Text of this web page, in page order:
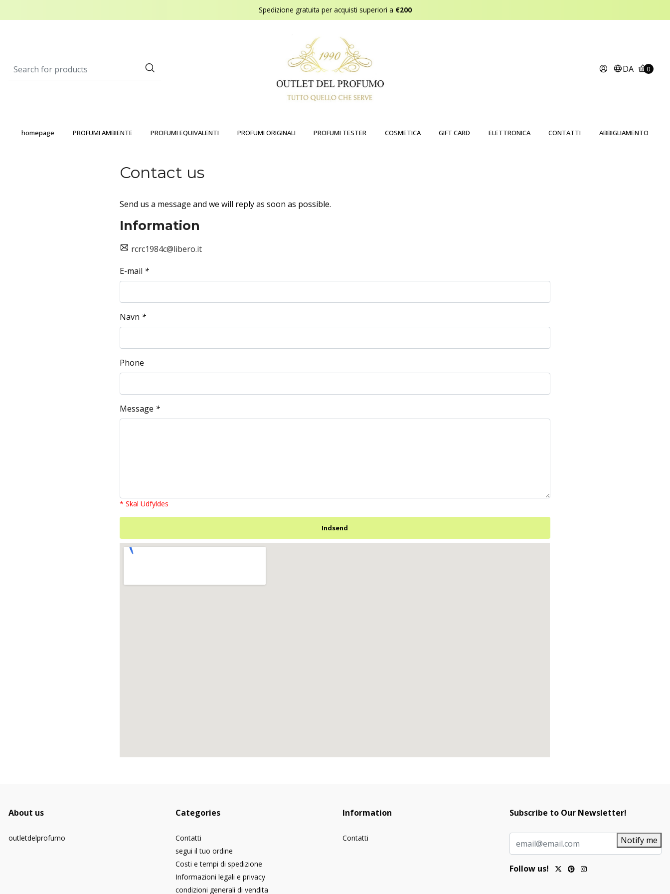
Spedizione gratuita per acquisti superiori a €200
DA 0
homepage PROFUMI AMBIENTE PROFUMI EQUIVALENTI PROFUMI ORIGINALI PROFUMI TESTER COSMETICA GIFT CARD ELETTRONICA CONTATTI ABBIGLIAMENTO
Contact us
Send us a message and we will reply as soon as possible.
Information
rcrc1984c@libero.it
E-mail *
Navn *
Phone
Message *
* Skal Udfyldes
About us
outletdelprofumo
Categories
Contatti
segui il tuo ordine
Costi e tempi di spedizione
Informazioni legali e privacy
condizioni generali di vendita
Information
Contatti
Subscribe to Our Newsletter!
Notify me
Follow us!